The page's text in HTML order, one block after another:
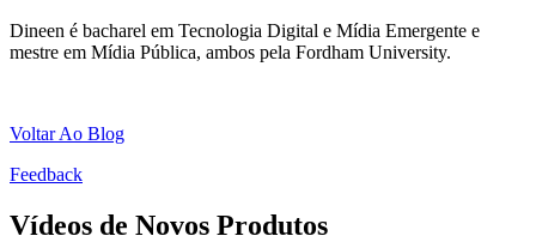
Dineen é bacharel em Tecnologia Digital e Mídia Emergente e
mestre em Mídia Pública, ambos pela Fordham University.
Voltar Ao Blog
Feedback
Vídeos de Novos Produtos